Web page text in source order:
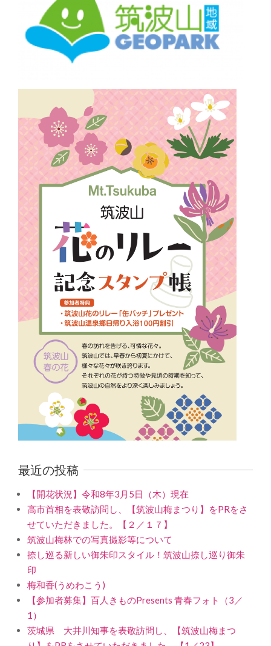
最近の投稿
【開花状況】令和8年3月5日（木）現在
高市首相を表敬訪問し、【筑波山梅まつり】をPRをさ
せていただきました。【２／１７】
筑波山梅林での写真撮影等について
捺し巡る新しい御朱印スタイル！筑波山捺し巡り御朱
印
梅和香(うめわこう)
【参加者募集】百人きものPresents 青春フォト（3／
1）
茨城県 大井川知事を表敬訪問し、【筑波山梅まつ